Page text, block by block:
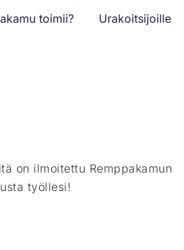
toimii? Urakoitsijoille
on ilmoitettu Remppakamun
työllesi!